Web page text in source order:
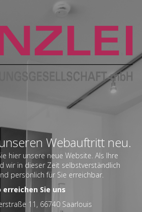
Webauftritt neu.
hier unsere neue Website. Als Ihre
wir in dieser Zeit selbstverständlich
persönlich für Sie erreichbar.
erreichen Sie uns
11, 66740 Saarlouis